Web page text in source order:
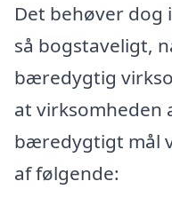
Det behøver dog
så bogstaveligt,
bæredygtig
at virksomheden
bæredygtigt mål
af følgende: